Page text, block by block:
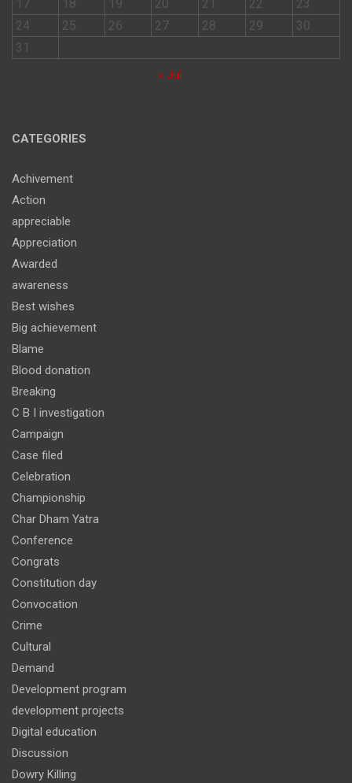
17 18 19 20 21 22
23
24
25 26 27 28 29
30
31
« Jul
CATEGORIES
Achivement
Action
appreciable
Appreciation
Awarded
awareness
Best wishes
Big achievement
Blame
Blood donation
Breaking
C B I investigation
Campaign
Case filed
Celebration
Championship
Char Dham Yatra
Conference
Congrats
Constitution day
Convocation
Crime
Cultural
Demand
Development program
development projects
Digital education
Discussion
Dowry Killing